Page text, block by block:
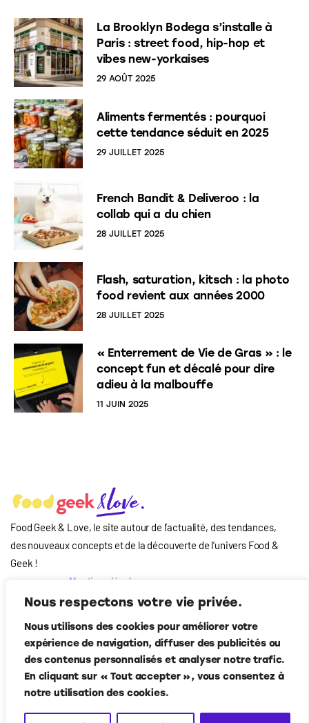
Nous respectons votre vie privée.
Nous utilisons des cookies pour améliorer votre
expérience de navigation, diffuser des publicités ou
des contenus personnalisés et analyser notre trafic.
En cliquant sur « Tout accepter », vous consentez à
notre utilisation des cookies.
La Brooklyn Bodega s’installe à
Paris : street food, hip-hop et
vibes new-yorkaises
29 AOÛT 2025
Aliments fermentés : pourquoi
cette tendance séduit en 2025
29 JUILLET 2025
French Bandit & Deliveroo : la
collab qui a du chien
28 JUILLET 2025
Flash, saturation, kitsch : la photo
food revient aux années 2000
28 JUILLET 2025
« Enterrement de Vie de Gras » : le
concept fun et décalé pour dire
adieu à la malbouffe
11 JUIN 2025
Food Geek & Love, le site autour de l’actualité, des tendances,
des nouveaux concepts et de la découverte de l’univers Food&
Geek !
Mentions légales
Qui-sommes nous
Contact
Suivez-nous